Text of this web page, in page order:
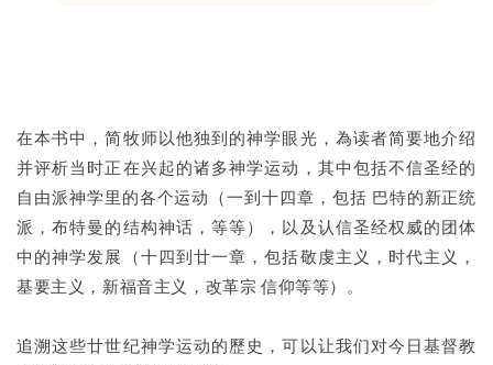
在本书中，简牧师以他独到的神学眼光，為读者简要地介绍
并评析当时正在兴起的诸多神学运动，其中包括不信圣经的
自由派神学里的各个运动（一到十四章，包括 巴特的新正统
派，布特曼的结构神话，等等），以及认信圣经权威的团体
中的神学发展（十四到廿一章，包括敬虔主义，时代主义，
基要主义，新福音主义，改革宗 信仰等等）。
追溯这些廿世纪神学运动的歷史，可以让我们对今日基督教